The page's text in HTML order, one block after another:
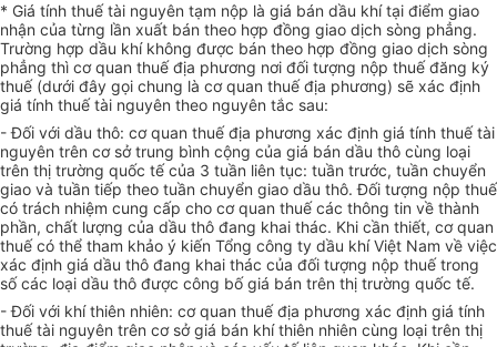
* Giá tính thuế tài nguyên tạm nộp là giá bán dầu khí tại điểm giao
nhận của từng lần xuất bán theo hợp đồng giao dịch sòng phẳng.
Trường hợp dầu khí không được bán theo hợp đồng giao dịch sòng
phẳng thì cơ quan thuế địa phương nơi đối tượng nộp thuế đăng ký
thuế (dưới đây gọi chung là cơ quan thuế địa phương) sẽ xác định
giá tính thuế tài nguyên theo nguyên tắc sau:
- Đối với dầu thô: cơ quan thuế địa phương xác định giá tính thuế tài
nguyên trên cơ sở trung bình cộng của giá bán dầu thô cùng loại
trên thị trường quốc tế của 3 tuần liên tục: tuần trước, tuần chuyển
giao và tuần tiếp theo tuần chuyển giao dầu thô. Đối tượng nộp thuế
có trách nhiệm cung cấp cho cơ quan thuế các thông tin về thành
phần, chất lượng của dầu thô đang khai thác. Khi cần thiết, cơ quan
thuế có thể tham khảo ý kiến Tổng công ty dầu khí Việt Nam về việc
xác định giá dầu thô đang khai thác của đối tượng nộp thuế trong
số các loại dầu thô được công bố giá bán trên thị trường quốc tế.
- Đối với khí thiên nhiên: cơ quan thuế địa phương xác định giá tính
thuế tài nguyên trên cơ sở giá bán khí thiên nhiên cùng loại trên thị